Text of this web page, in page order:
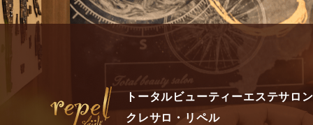
トータルビューティーエステサロン
クレサロ・リペル